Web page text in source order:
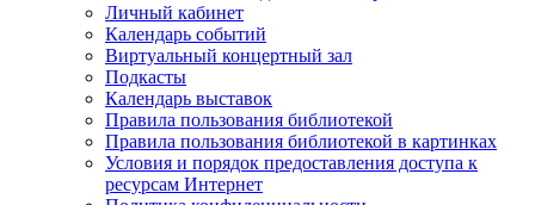
Личный кабинет
Календарь событий
Виртуальный концертный зал
Подкасты
Календарь выставок
Правила пользования библиотекой
Правила пользования библиотекой в картинках
Условия и порядок предоставления доступа к
ресурсам Интернет